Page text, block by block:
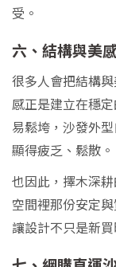
受。
六、結構與美
很多人會把結構
感正是建立在穩
易鬆垮，沙發外
顯得疲乏、鬆散。
也因此，擇木深
空間裡那份安定
讓設計不只是新